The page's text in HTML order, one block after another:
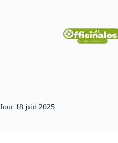
Jour18 juin 2025